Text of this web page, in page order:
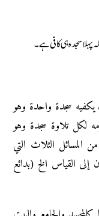
پہلا سجدہ ہی کافی ہے۔
يكفيه سجدة واحدة وهو
لكل تلاوة سجدة وهو
المسائل الثلاث التي
القیاس الخ (بدائع